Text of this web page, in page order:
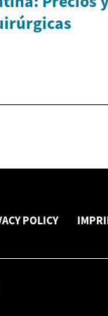
POLICY